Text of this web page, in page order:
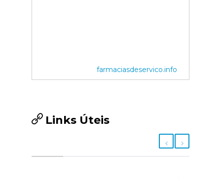
farmaciasdeservico.info
Links Úteis